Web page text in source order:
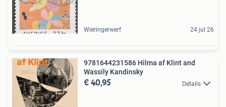
Wieringerwerf 24 jul 26
9781644231586 Hilma af Klint and
Wassily Kandinsky
€ 40,95 Details